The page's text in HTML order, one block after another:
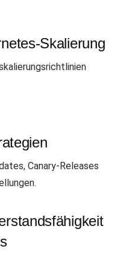
Skalierung
Canary-Releases